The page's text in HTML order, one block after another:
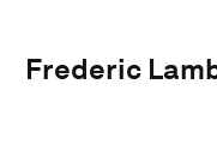
Frederic